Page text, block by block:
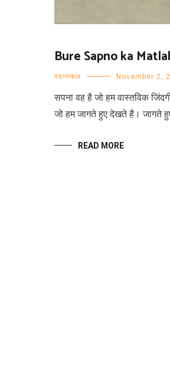
Bure Sapno ka
स्वप्नफल November 2,
सपना वह है जो हम वास्तविक
जो हम जागते हुए देखते है। जागते
READ MORE